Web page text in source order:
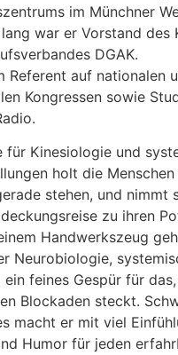
im Münch­ner
lang war er Vor­stand des
DGAK.
Refe­rent auf natio­na­len
Kon­gres­sen sowie
für Kine­sio­lo­gie und
holt die
ste­hen, und nimmt
zu ihren
Hand­werks­zeug
Neu­ro­bio­lo­gie,
ein fei­nes Gespür für
Blo­cka­den steckt.
macht er mit viel
Humor für jeden